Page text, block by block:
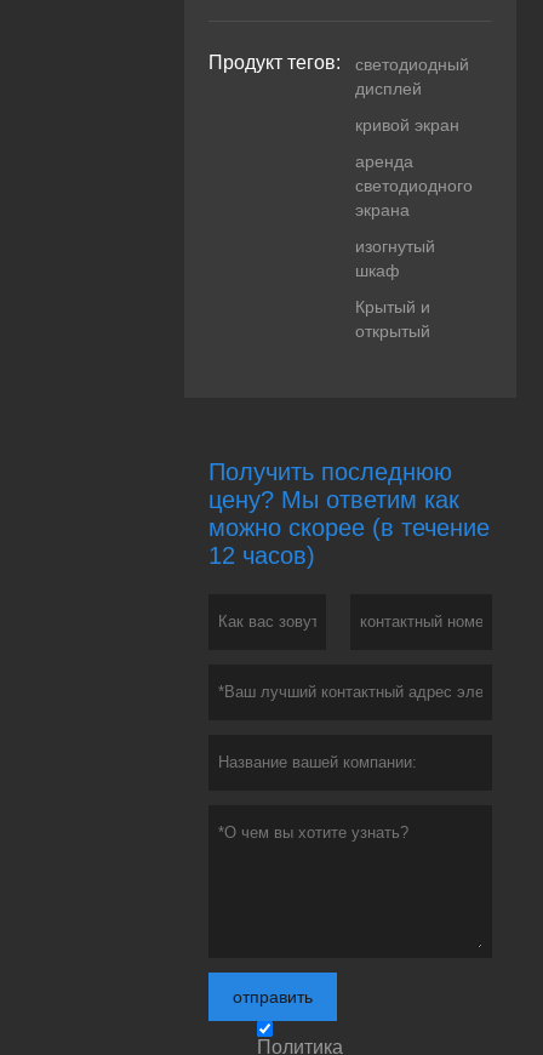
Продукт тегов:
светодиодный
дисплей
кривой экран
аренда
светодиодного
экрана
изогнутый
шкаф
Крытый и
открытый
Получить последнюю
цену? Мы ответим как
можно скорее (в течение
12 часов)
отправить
Политика